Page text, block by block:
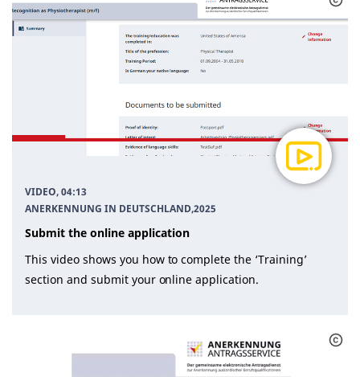
VIDEO, 04:13
ANERKENNUNG IN DEUTSCHLAND,2025
Submit the online application
This video shows you how to complete the ‘Training’
section and submit your online application.